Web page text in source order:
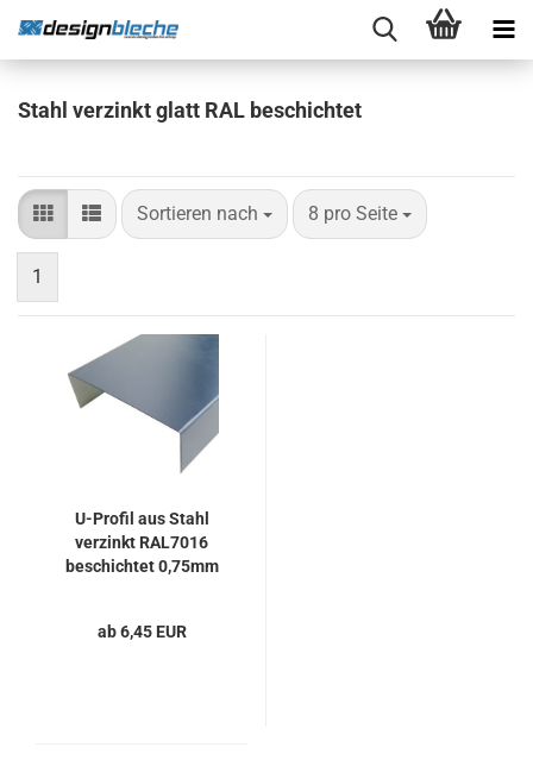
Stahl verzinkt glatt RAL beschichtet
Sortieren nach
Sortieren nach 8 pro Seite
pro Seite
1
U-Profil aus Stahl
verzinkt RAL7016
beschichtet 0,75mm
ab 6,45 EUR